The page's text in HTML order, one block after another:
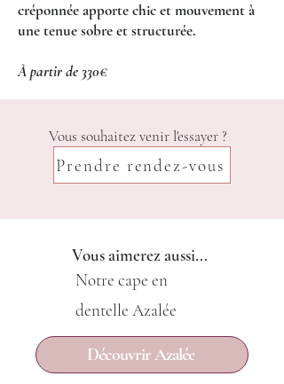
créponnée apporte chic et mouvement à
une tenue sobre et structurée.
À partir de 330€
Vous souhaitez venir l'essayer ?
Prendre rendez-vous
Vous aimerez aussi...
Notre cape en
dentelle Azalée
Découvrir Azalée